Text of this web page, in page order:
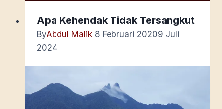
Apa Kehendak Tidak Tersangkut
ByAbdul Malik 8 Februari 20209 Juli
2024